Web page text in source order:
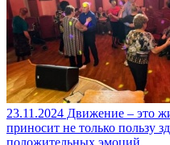
23.11.2024 Движение – это
приносит не только пользу